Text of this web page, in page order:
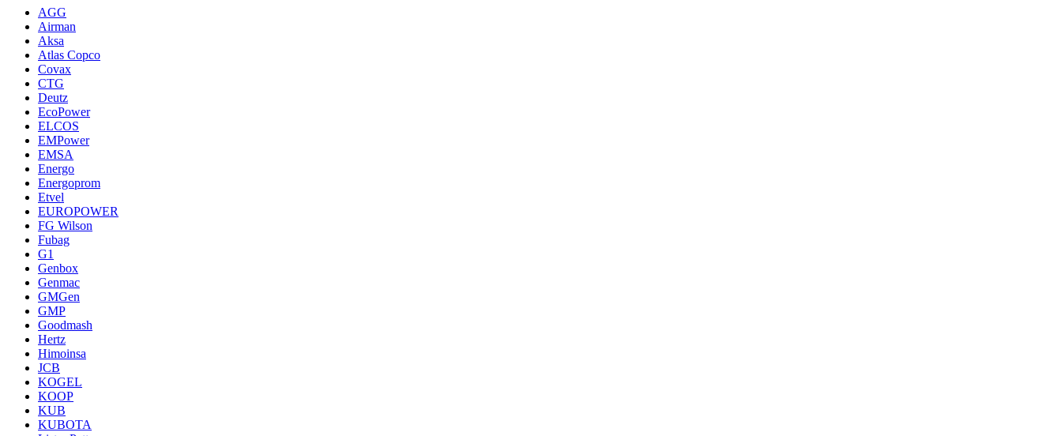
AGG
Airman
Aksa
Atlas Copco
Covax
CTG
Deutz
EcoPower
ELCOS
EMPower
EMSA
Energo
Energoprom
Etvel
EUROPOWER
FG Wilson
Fubag
G1
Genbox
Genmac
GMGen
GMP
Goodmash
Hertz
Himoinsa
JCB
KOGEL
KOOP
KUB
KUBOTA